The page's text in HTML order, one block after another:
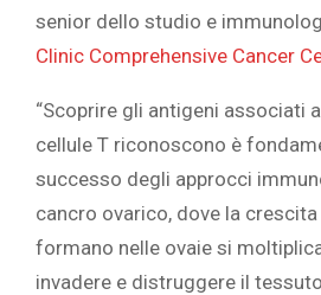
senior dello studio e
Clinic Comprehensive Cancer
“Scoprire gli antigeni associati
cellule T riconoscono è
successo degli approcci
cancro ovarico, dove la
formano nelle ovaie si
invadere e distruggere il